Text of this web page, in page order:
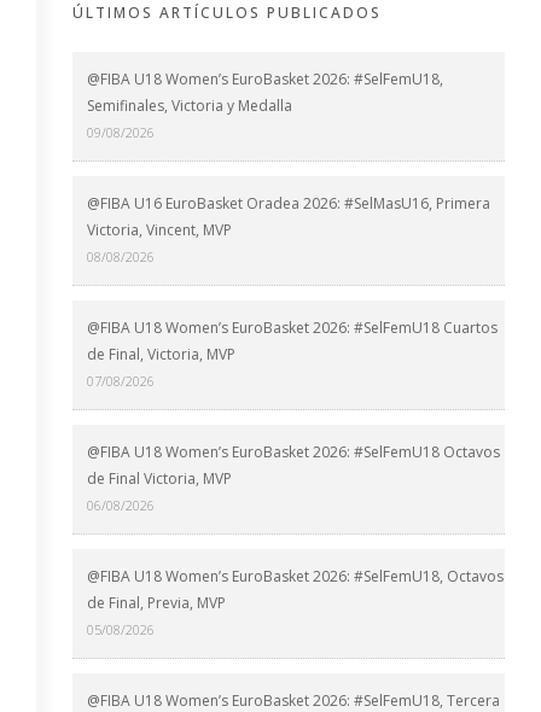
ÚLTIMOS ARTÍCULOS PUBLICADOS
@FIBA U18 Women’s EuroBasket 2026: #SelFemU18,
Semifinales, Victoria y Medalla
09/08/2026
@FIBA U16 EuroBasket Oradea 2026: #SelMasU16, Primera
Victoria, Vincent, MVP
08/08/2026
@FIBA U18 Women’s EuroBasket 2026: #SelFemU18 Cuartos
de Final, Victoria, MVP
07/08/2026
@FIBA U18 Women’s EuroBasket 2026: #SelFemU18 Octavos
de Final Victoria, MVP
06/08/2026
@FIBA U18 Women’s EuroBasket 2026: #SelFemU18, Octavos
de Final, Previa, MVP
05/08/2026
@FIBA U18 Women’s EuroBasket 2026: #SelFemU18, Tercera